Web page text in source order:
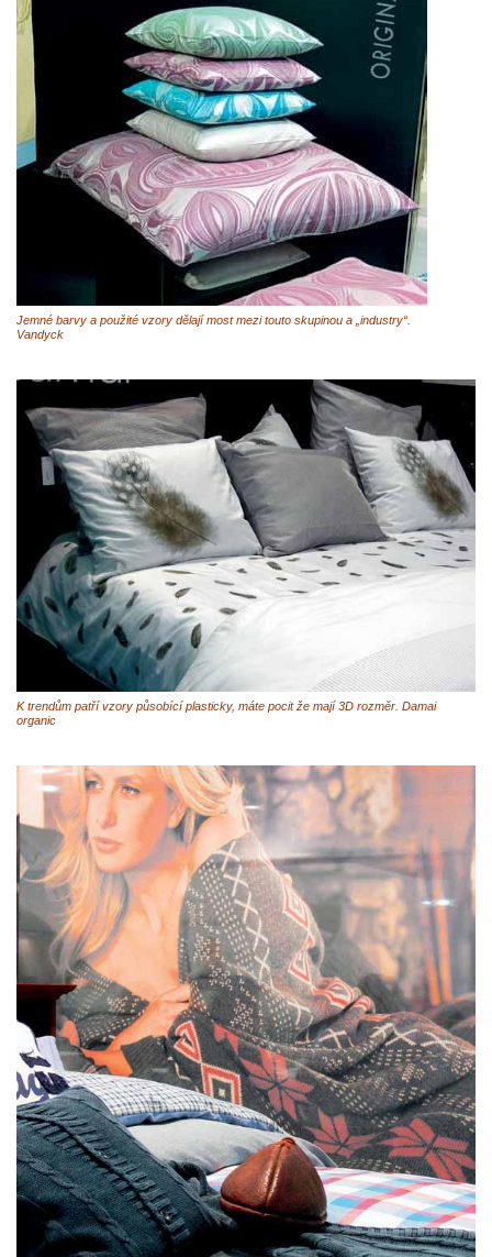
Jemné barvy a použité vzory dělají most mezi touto skupinou a „industry“.
Vandyck
K trendům patří vzory působící plasticky, máte pocit že mají 3D rozměr. Damai
organic